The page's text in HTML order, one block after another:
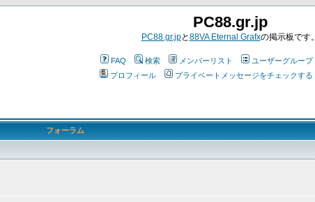
PC88.gr.jp
PC88.gr.jpと88VA Eternal Grafxの掲示板です。
FAQ 検索 メンバーリスト ユーザーグループ
プロフィール
プライベートメッセージをチェックする
フォーラム